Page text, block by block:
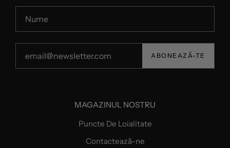
ABONEAZĂ-TE
MAGAZINUL NOSTRU
Puncte De Loialitate
Contactează-ne